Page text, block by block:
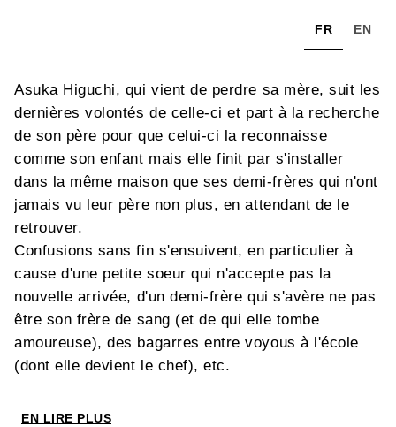
FR EN
Asuka Higuchi, qui vient de perdre sa mère, suit les
dernières volontés de celle-ci et part à la recherche
de son père pour que celui-ci la reconnaisse
comme son enfant mais elle finit par s'installer
dans la même maison que ses demi-frères qui n'ont
jamais vu leur père non plus, en attendant de le
retrouver.
Confusions sans fin s'ensuivent, en particulier à
cause d'une petite soeur qui n'accepte pas la
nouvelle arrivée, d'un demi-frère qui s'avère ne pas
être son frère de sang (et de qui elle tombe
amoureuse), des bagarres entre voyous à l'école
(dont elle devient le chef), etc.
EN LIRE PLUS